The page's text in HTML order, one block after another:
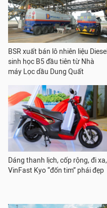
BSR xuất bán lô nhiên liệu Diesel
sinh học B5 đầu tiên từ Nhà
máy Lọc dầu Dung Quất
Dáng thanh lịch, cốp rộng, đi xa,
VinFast Kyo “đốn tim” phái đẹp